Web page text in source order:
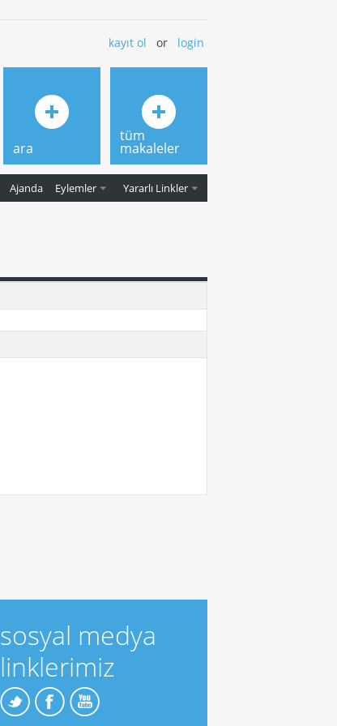
kayıt ol or login
Ajanda Eylemler Yararlı Linkler
ara
tüm
makaleler
sosyal medya
linklerimiz